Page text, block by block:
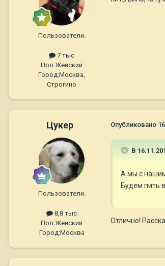
Пользователи.
7 тыс
Пол:Женский
Город:Москва,
Строгино
Цукер
Пользователи.
8,8 тыс
Пол:Женский
Город:Москва
Опубликовано
В
А мы с
Будем пить
Отлично!